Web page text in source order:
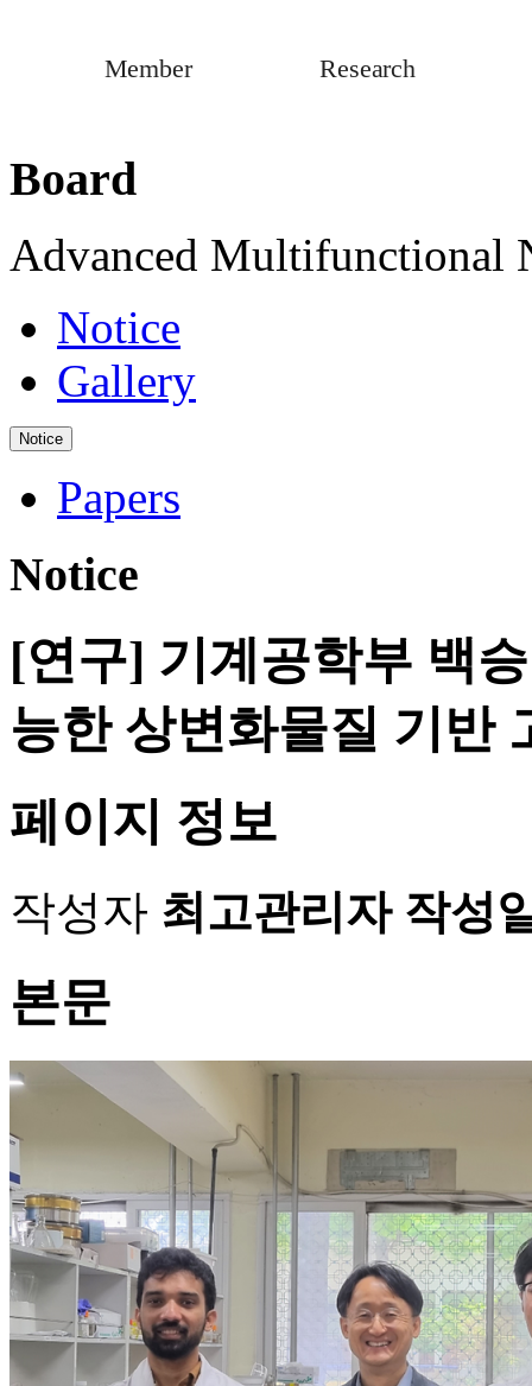
Member Research
Board
Advanced Multifunctional
Notice
Gallery
Notice
Papers
Notice
[연구] 기계공학부 백
능한 상변화물질 기반
페이지 정보
작성자 최고관리자 작성
본문